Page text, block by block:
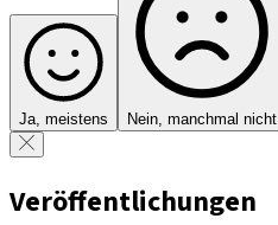
Ja, meistens Nein, manchmal nicht
Veröffentlichungen